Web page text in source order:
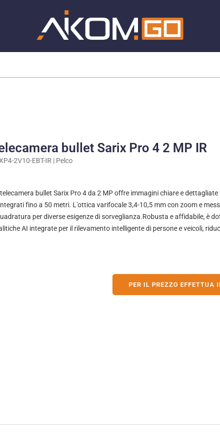
bullet Sarix Pro 4 2 MP IR
2V10-EBT-IR | Pelco
bullet Sarix Pro 4 da 2 MP offre immagini chiare e
fino a 50 metri. L'ottica varifocale 3,4-10,5 mm con zoom e
per diverse esigenze di sorveglianza.Robusta e affidabile, è
AI integrate per il rilevamento intelligente di persone e veicoli,
PER IL PREZZO EFFETTUA